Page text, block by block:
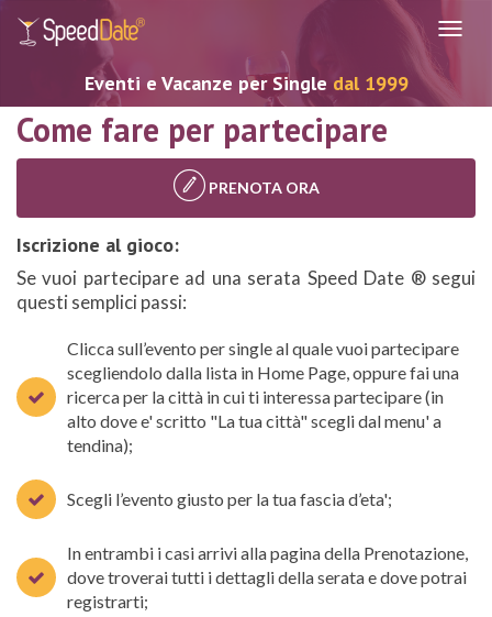
Eventi e Vacanze per Single dal 1999
Come fare per partecipare
PRENOTA ORA
Iscrizione al gioco:
Se vuoi partecipare ad una serata Speed Date ® segui
questi semplici passi:
Clicca sull’evento per single al quale vuoi partecipare
scegliendolo dalla lista in Home Page, oppure fai una
ricerca per la città in cui ti interessa partecipare (in
alto dove e' scritto "La tua città" scegli dal menu' a
tendina);
Scegli l’evento giusto per la tua fascia d’eta';
In entrambi i casi arrivi alla pagina della Prenotazione,
dove troverai tutti i dettagli della serata e dove potrai
registrarti;